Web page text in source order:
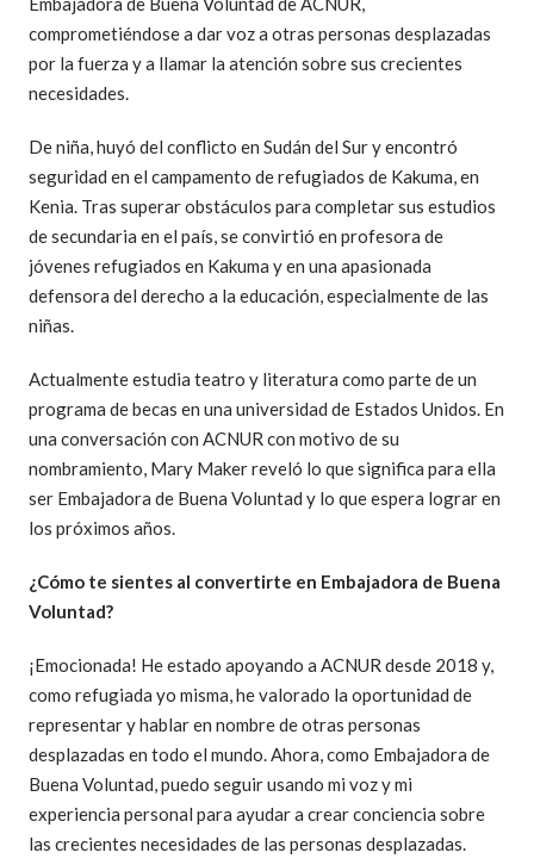
comprometiéndose a dar voz a otras personas desplazadas
por la fuerza y a llamar la atención sobre sus crecientes
necesidades.
De niña, huyó del conflicto en Sudán del Sur y encontró
seguridad en el campamento de refugiados de Kakuma, en
Kenia. Tras superar obstáculos para completar sus estudios
de secundaria en el país, se convirtió en profesora de
jóvenes refugiados en Kakuma y en una apasionada
defensora del derecho a la educación, especialmente de las
niñas.
Actualmente estudia teatro y literatura como parte de un
programa de becas en una universidad de Estados Unidos. En
una conversación con ACNUR con motivo de su
nombramiento, Mary Maker reveló lo que significa para ella
ser Embajadora de Buena Voluntad y lo que espera lograr en
los próximos años.
¿Cómo te sientes al convertirte en Embajadora de Buena
Voluntad?
¡Emocionada! He estado apoyando a ACNUR desde 2018 y,
como refugiada yo misma, he valorado la oportunidad de
representar y hablar en nombre de otras personas
desplazadas en todo el mundo. Ahora, como Embajadora de
Buena Voluntad, puedo seguir usando mi voz y mi
experiencia personal para ayudar a crear conciencia sobre
las crecientes necesidades de las personas desplazadas.